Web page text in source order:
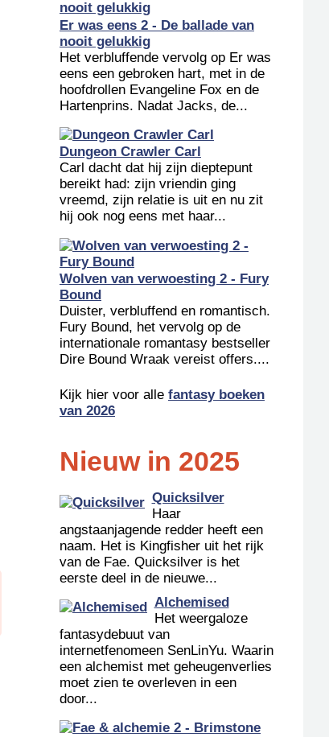
Er was eens 2 - De ballade van
nooit gelukkig
Het verbluffende vervolg op Er was
eens een gebroken hart, met in de
hoofdrollen Evangeline Fox en de
Hartenprins. Nadat Jacks, de...
Dungeon Crawler Carl
Carl dacht dat hij zijn dieptepunt
bereikt had: zijn vriendin ging
vreemd, zijn relatie is uit en nu zit
hij ook nog eens met haar...
Wolven van verwoesting 2 - Fury
Bound
Duister, verbluffend en romantisch.
Fury Bound, het vervolg op de
internationale romantasy bestseller
Dire Bound Wraak vereist offers....
Kijk hier voor alle fantasy boeken
van 2026
Nieuw in 2025
Quicksilver
Haar
angstaanjagende redder heeft een
naam. Het is Kingfisher uit het rijk
van de Fae. Quicksilver is het
eerste deel in de nieuwe...
Alchemised
Het weergaloze
fantasydebuut van
internetfenomeen SenLinYu. Waarin
een alchemist met geheugenverlies
moet zien te overleven in een
door...